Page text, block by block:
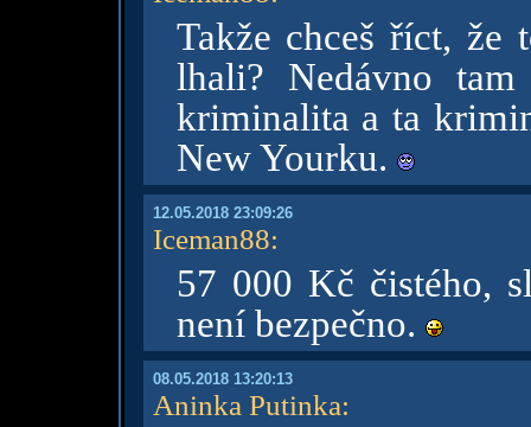
Takže chceš říct, že
lhali? Nedávno
kriminalita a ta
New Yourku.
12.05.2018 23:09:26
Iceman88:
57 000 Kč čistého,
není bezpečno.
08.05.2018 13:20:13
Aninka Putinka: